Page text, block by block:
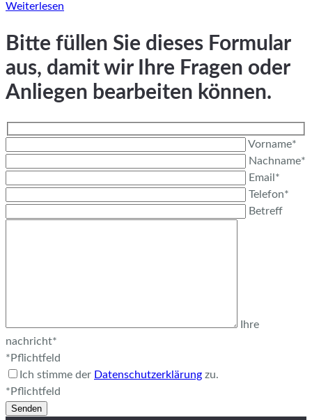
Weiterlesen
Bitte füllen Sie dieses Formular
aus, damit wir Ihre Fragen oder
Anliegen bearbeiten können.
Vorname*
Nachname*
Email*
Telefon*
Betreff
Ihre
nachricht*
*Pflichtfeld
Ich stimme der Datenschutzerklärung zu.
*Pflichtfeld